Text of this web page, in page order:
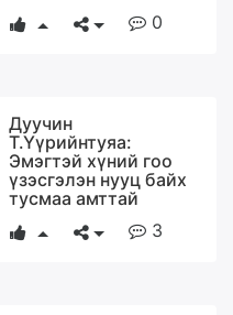
0
Дуучин
Т.Үүрийнтуяа:
Эмэгтэй хүний гоо
үзэсгэлэн нууц байх
тусмаа амттай
3